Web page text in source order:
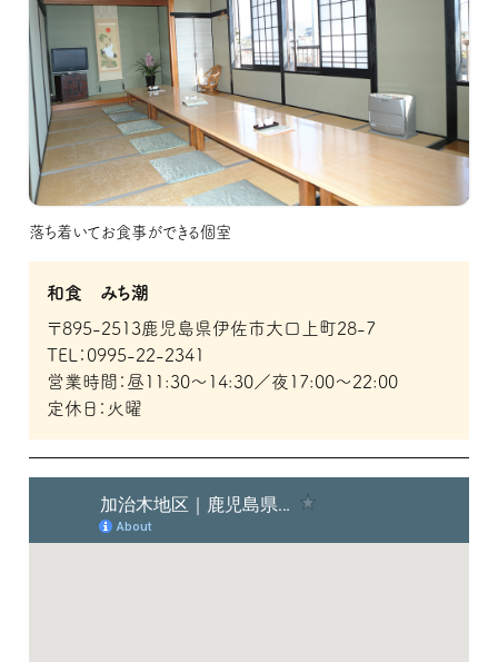
落ち着いてお食事ができる個室
和食 みち潮
〒895-2513鹿児島県伊佐市大口上町28-7
TEL：0995-22-2341
営業時間：昼11:30～14:30／夜17:00～22:00
定休日：火曜